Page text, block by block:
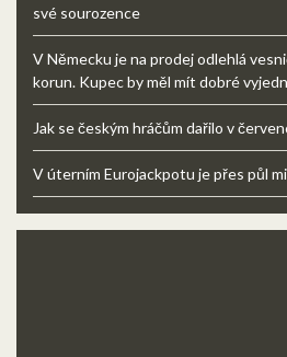
své sourozence
V Německu je na prodej odlehlá
korun. Kupec by měl mít dobré
Jak se českým hráčům dařilo v
V úterním Eurojackpotu je přes půl